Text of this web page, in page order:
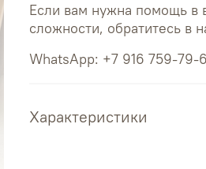
Если вам нужна помощь в
сложности, обратитесь в
WhatsApp: +7 916 759-79-
Характеристики